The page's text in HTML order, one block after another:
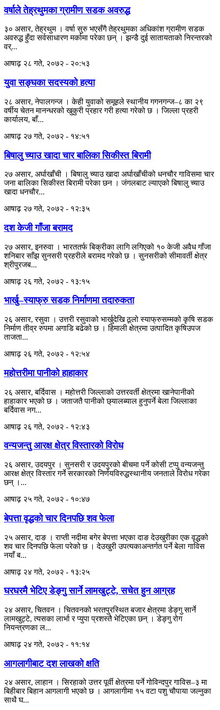
वर्षाले तेह्रथुमका ग्रामीण सडक अवरुद्ध
३० असार, तेह्रथुम । वर्षा सुरु भएसँगै तेह्रथुमका अधिकांश ग्रामीण सडक
अवरुद्ध हुँदा सर्वसाधारण मर्कामा परेका छन् । झन्डै दुई सातायताको निरन्तरको
वर्...
आषाढ़ २८ गते, २०७२ - २०:५३
युवा सङ्घका सदस्यको हत्या
२८ असार, नेपालगन्ज । केही युवाको समूहले स्थानीय गगनगन्ज–८ का २९
वर्षीय चेतन मानन्धरको खुकुरी प्रहार गरी हत्या गरेको छ । जिल्ला प्रहरी
कार्यालय, बाँ...
आषाढ़ २७ गते, २०७२ - १४:५१
बिषालु च्याउ खादा चार बालिका सिकीस्त बिरामी
२७ असार, अर्घाखाँची । बिषालु च्याउ खादा अर्घाखाँचीको धनचौर गाविसमा चार
जना बालिका सिकीस्त बिरामी परेका छन । जंगलबाट ल्याएको बिषालु च्याउ
खादा धनचौर...
आषाढ़ २७ गते, २०७२ - १२:३५
दश केजी गाँजा बरामद
२७ असार, इनरुवा । भारततर्फ बिक्रीका लागि लगिएको १० केजी अवैध गाँजा
शनिबार साँझ सुनसरी प्रहरीले बरामद गरेको छ । सुनसरीको सीमावर्ती क्षेत्र
श्रीपुरजब...
आषाढ़ २६ गते, २०७२ - १३:१५
भार्खु–स्याफ्रु सडक निर्माणमा तदारुकता
२६ असार, रसुवा । उत्तरी रसुवाको भार्खुदेखि ठूलो स्याफ्रुसम्मको कृषि सडक
निर्माण तीव्र रुपमा अगाडि बढेको छ । हिमाली क्षेत्रमा उत्पादित कृषिउपज
ताजता...
आषाढ़ २६ गते, २०७२ - १२:५४
महोत्तरीमा पानीको हाहाकार
२६ असार, बर्दिवास । महोत्तरी जिल्लाको उत्तरवर्ती क्षेत्रमा खानेपानीको
हाहाकार भएको छ । जताजतै पानीको छ्यालब्याल हुनुपर्ने बेला जिल्लाका
बर्दिवास नग...
आषाढ़ २६ गते, २०७२ - १२:४३
वन्यजन्तु आरक्ष क्षेत्र विस्तारको विरोध
२६ असार, उदयपुर । सुनसरी र उदयपुरको बीचमा पर्ने कोसी टप्पु वन्यजन्तु
आरक्ष क्षेत्र विस्तार गर्ने सरकारको निर्णयविरुद्धस्थानीय जनताले विरोध गरेका
छन् ।...
आषाढ़ २५ गते, २०७२ - १०:४७
बेपत्ता वृद्धको चार दिनपछि शव फेला
२५ असार, दाङ । राप्ती नदीमा बगेर बेपत्ता भएका दाङ देउखुरीका एक वृद्धको
शव चार दिनपछि फेला परेको छ । देउखुरी उपत्यकाअन्तर्गत पर्ने बेला गाविस
नयाँ ब...
आषाढ़ २४ गते, २०७२ - १३:२५
घरघरमै भेटिए डेङ्गु सार्ने लामखुट्टे, सचेत हुन आग्रह
२४ असार, चितवन । चितवनको भरतपुरस्थित बजार क्षेत्रमा डेङ्गु सार्ने
लामखुट्टे, त्यसका लार्भा र प्युपा प्रशस्तै भेटिएका छन् । डेङ्गु रोग
नियन्त्रणका ल...
आषाढ़ २४ गते, २०७२ - ११:१४
आगलागीबाट दश लाखको क्षति
२४ असार, लाहान । सिरहाको उत्तर पूर्वी क्षेत्रमा पर्ने गोविन्दपुर गाविस–३ मा
बिहीबार बिहान आगलागी भएको छ । आगलागीमा १५ वटा पशु चौपाया जल्नुका
साथै घ...